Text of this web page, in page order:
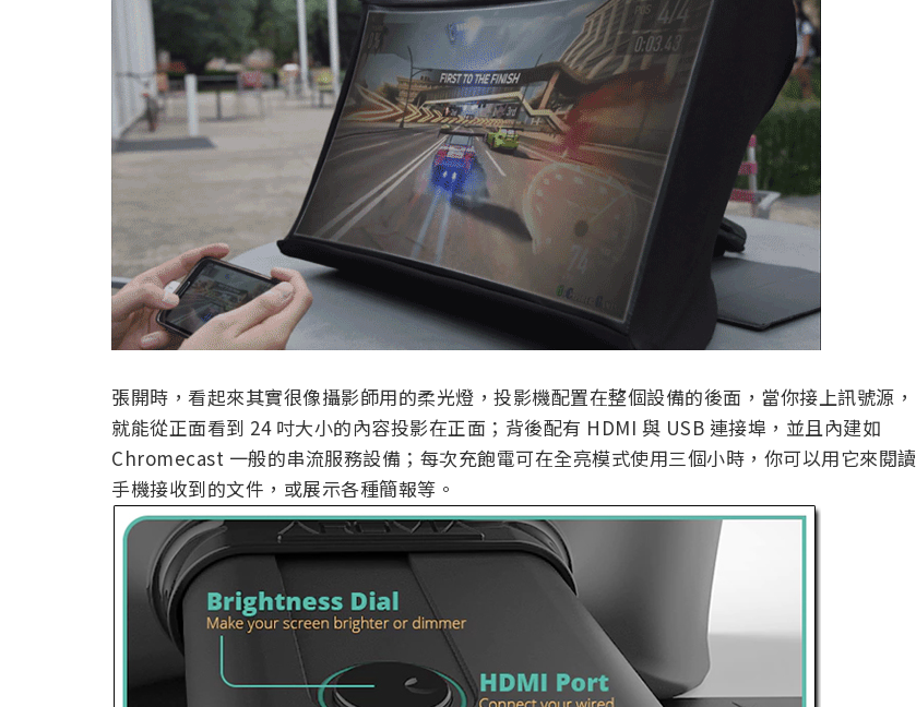
張開時，看起來其實很像攝影師用的柔光燈，投影機配置在整個設備的後面，當你接上訊號源，
就能從正面看到 24 吋大小的內容投影在正面；背後配有 HDMI 與 USB 連接埠，並且內建如
Chromecast 一般的串流服務設備；每次充飽電可在全亮模式使用三個小時，你可以用它來閱讀
手機接收到的文件，或展示各種簡報等。